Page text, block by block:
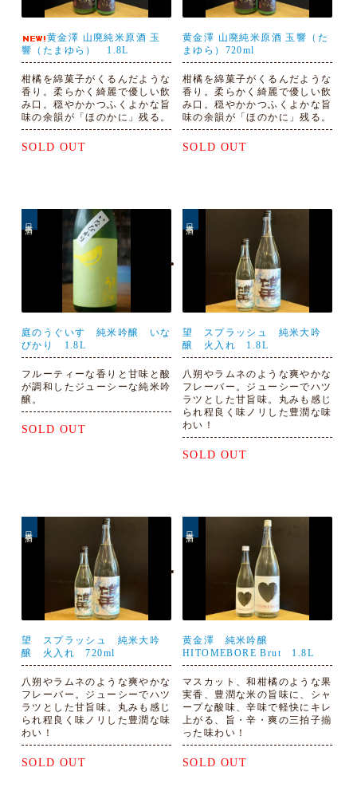
黄金澤 山廃純米原酒 玉
響（たまゆら） 1.8L
柑橘を綿菓子がくるんだような
香り。柔らかく綺麗で優しい飲
み口。穏やかかつふくよかな旨
味の余韻が「ほのかに」残る。
SOLD OUT
黄金澤 山廃純米原酒 玉響（た
まゆら）720ml
柑橘を綿菓子がくるんだような
香り。柔らかく綺麗で優しい飲
み口。穏やかかつふくよかな旨
味の余韻が「ほのかに」残る。
SOLD OUT
庭のうぐいす 純米吟醸 いな
びかり 1.8L
フルーティーな香りと甘味と酸
が調和したジューシーな純米吟
醸。
SOLD OUT
望 スプラッシュ 純米大吟
醸 火入れ 1.8L
八朔やラムネのような爽やかな
フレーバー。ジューシーでハツ
ラツとした甘旨味。丸みも感じ
られ程良く味ノリした豊潤な味
わい！
SOLD OUT
望 スプラッシュ 純米大吟
醸 火入れ 720ml
八朔やラムネのような爽やかな
フレーバー。ジューシーでハツ
ラツとした甘旨味。丸みも感じ
られ程良く味ノリした豊潤な味
わい！
SOLD OUT
黄金澤 純米吟醸
HITOMEBORE Brut 1.8L
マスカット、和柑橘のような果
実香、豊潤な米の旨味に、シャ
ープな酸味、辛味で軽快にキレ
上がる、旨・辛・爽の三拍子揃
った味わい！
SOLD OUT